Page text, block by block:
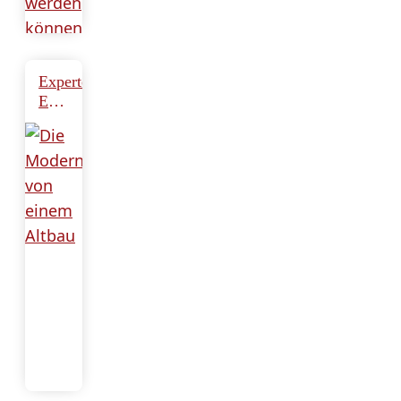
Expertentipp:
Energiesparende
leicht
gemacht